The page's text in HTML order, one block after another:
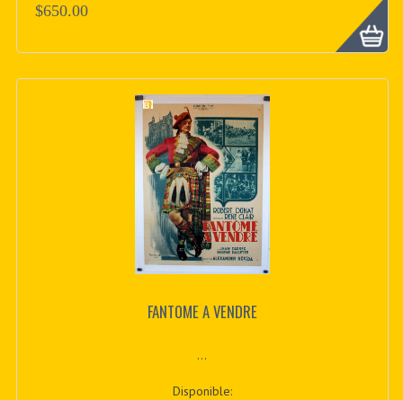
$650.00
FANTOME A VENDRE
...
Disponible: